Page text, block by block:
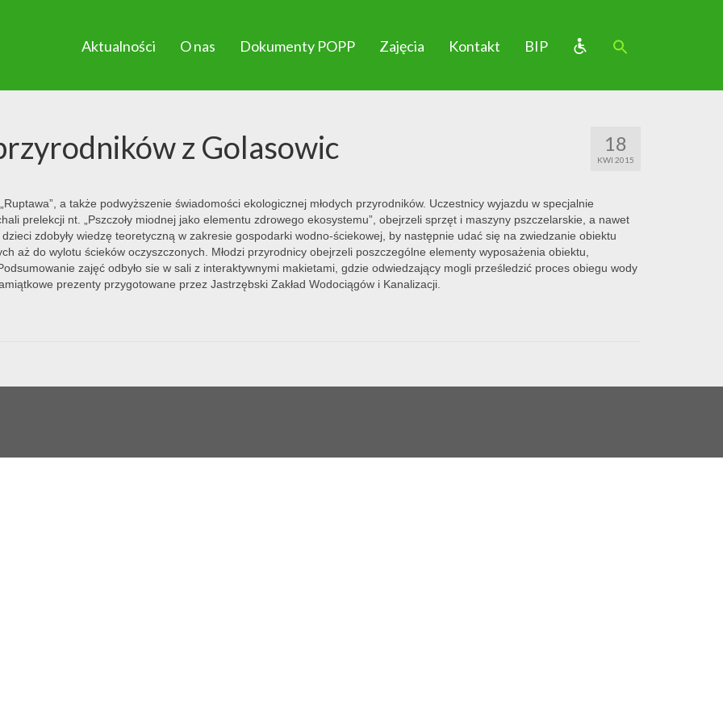
Aktualności O nas Dokumenty POPP Zajęcia Kontakt BIP
18
KWI 2015
z Golasowic
a także podwyższenie świadomości ekologicznej młodych przyrodników. Uczestnicy wyjazdu w specjalnie
prelekcji nt. „Pszczoły miodnej jako elementu zdrowego ekosystemu”, obejrzeli sprzęt i maszyny pszczelarskie, a nawet
zdobyły wiedzę teoretyczną w zakresie gospodarki wodno-ściekowej, by następnie udać się na zwiedzanie obiektu
aż do wylotu ścieków oczyszczonych. Młodzi przyrodnicy obejrzeli poszczególne elementy wyposażenia obiektu,
zajęć odbyło sie w sali z interaktywnymi makietami, gdzie odwiedzający mogli prześledzić proces obiegu wody
prezenty przygotowane przez Jastrzębski Zakład Wodociągów i Kanalizacji.